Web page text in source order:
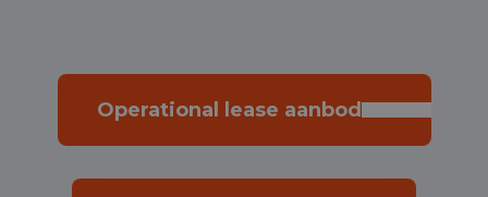
Operational lease aanbod